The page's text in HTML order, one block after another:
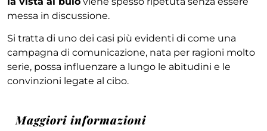
messa in discussione.
Si tratta di uno dei casi più evidenti di come una
campagna di comunicazione, nata per ragioni molto
serie, possa influenzare a lungo le abitudini e le
convinzioni legate al cibo.
Maggiori informazioni